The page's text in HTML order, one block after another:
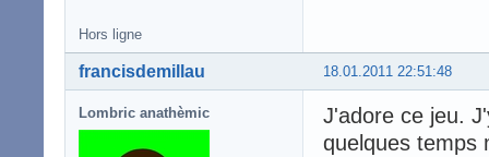
Hors ligne
18.01.2011 22:51:48
francisdemillau
Lombric anathèmic
J'adore ce jeu.
quelques temps